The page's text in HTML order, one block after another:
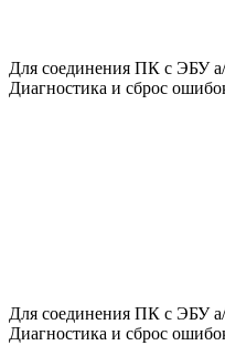
Для соединения ПК с ЭБУ
Диагностика и сброс
Для соединения ПК с ЭБУ
Диагностика и сброс